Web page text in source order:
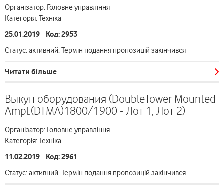
Організатор: Головне управління
Категорія: Техніка
25.01.2019 Код: 2953
Статус: активний. Термін подання пропозицій закінчився
Читати більше
Выкуп оборудования (DoubleTower Mounted
Ampl.(DTMA)1800/1900 - Лот 1, Лот 2)
Організатор: Головне управління
Категорія: Техніка
11.02.2019 Код: 2961
Статус: активний. Термін подання пропозицій закінчився